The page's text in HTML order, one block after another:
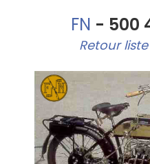
FN - 500
Retour